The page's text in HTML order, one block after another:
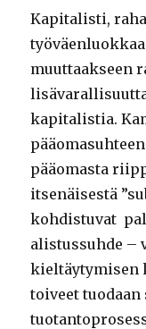
Kapitalisti,
muuttaakseen
kapitalistia.
pääomasta
itsenäisestä
kohdistuvat
alistussuhde –
kieltäytymisen
toiveet tuodaan